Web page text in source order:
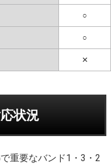
○
○
✕
状況
重要なバンド1・3・2